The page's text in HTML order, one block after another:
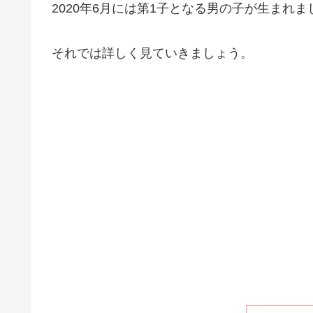
2020年6月には第1子となる男の子が生まれま
それでは詳しく見ていきましょう。